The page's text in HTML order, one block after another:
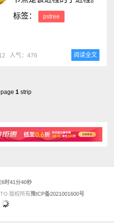
标签：
pstree
人气：476 阅读全文
1strip
6时41分40秒
版权所有豫ICP备2021001600号